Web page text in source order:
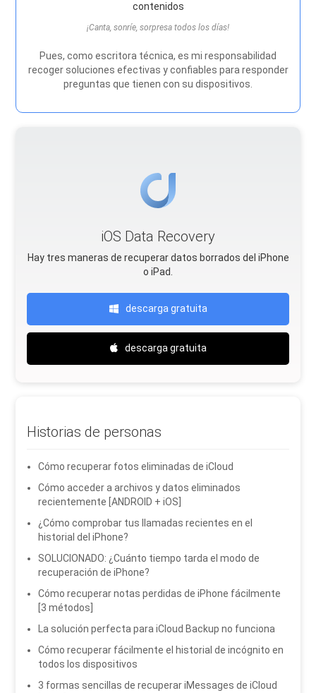
contenidos
¡Canta, sonríe, sorpresa todos los días!
Pues, como escritora técnica, es mi responsabilidad
recoger soluciones efectivas y confiables para responder
preguntas que tienen con su dispositivos.
iOS Data Recovery
Hay tres maneras de recuperar datos borrados del iPhone
o iPad.
descarga gratuita
descarga gratuita
Historias de personas
Cómo recuperar fotos eliminadas de iCloud
Cómo acceder a archivos y datos eliminados
recientemente [ANDROID + iOS]
¿Cómo comprobar tus llamadas recientes en el
historial del iPhone?
SOLUCIONADO: ¿Cuánto tiempo tarda el modo de
recuperación de iPhone?
Cómo recuperar notas perdidas de iPhone fácilmente
[3 métodos]
La solución perfecta para iCloud Backup no funciona
Cómo recuperar fácilmente el historial de incógnito en
todos los dispositivos
3 formas sencillas de recuperar iMessages de iCloud